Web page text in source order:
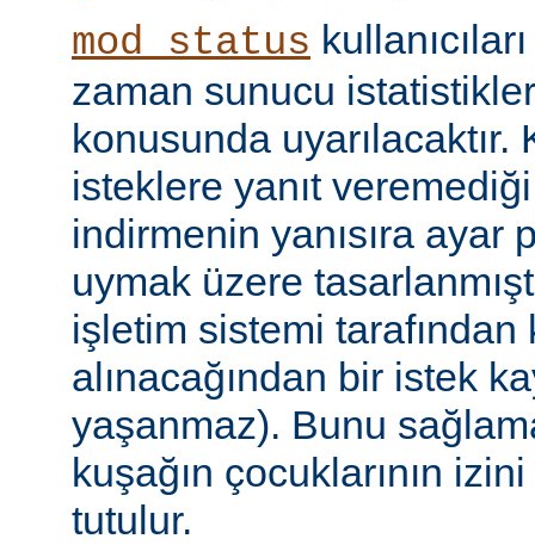
mod_status
zaman sunucu
konusunda
isteklere yanıt
indirmenin yanısıra ayar
uymak üzere
işletim sistemi tarafından
alınacağından bir istek
yaşanmaz). Bunu
kuşağın çocuklarının
tutulur.